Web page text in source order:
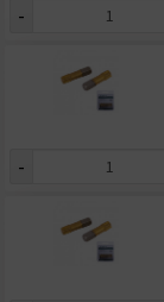
-
-